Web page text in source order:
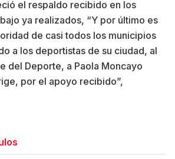
el respaldo recibido en los
ya realizados, “Y por último es
de casi todos los municipios
a los deportistas de su ciudad, al
del Deporte, a Paola Moncayo
por el apoyo recibido”,